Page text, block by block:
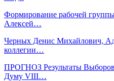
Формирование рабочей
Алексей…
Черных Денис Михайлович,
коллегии…
ПРОГНОЗ Результаты
Думу VIII…